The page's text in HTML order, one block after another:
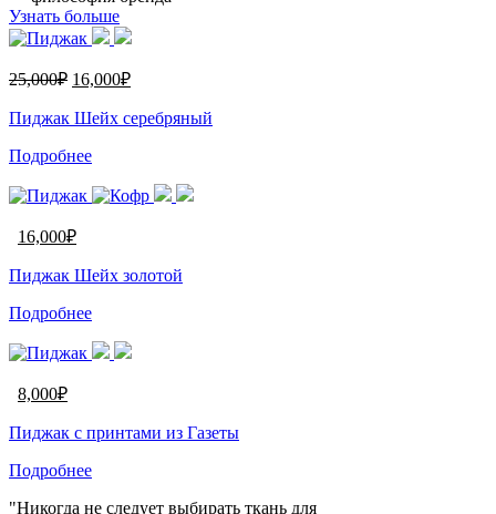
Узнать больше
25,000₽ 16,000₽
Пиджак Шейх серебряный
Подробнее
16,000₽
Пиджак Шейх золотой
Подробнее
8,000₽
Пиджак с принтами из Газеты
Подробнее
"Никогда не следует выбирать ткань для